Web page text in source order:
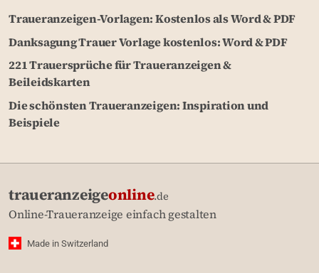
Traueranzeigen-Vorlagen: Kostenlos als Word & PDF
Danksagung Trauer Vorlage kostenlos: Word & PDF
221 Trauersprüche für Traueranzeigen &
Beileidskarten
Die schönsten Traueranzeigen: Inspiration und
Beispiele
traueranzeigeonline.de
Online-Traueranzeige einfach gestalten
Made in Switzerland